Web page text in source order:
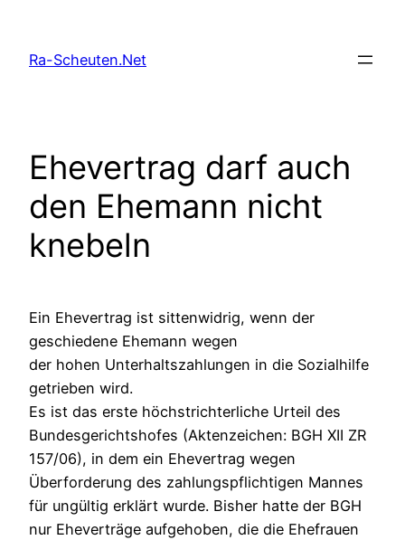
springen
Ra-Scheuten.Net
Ehevertrag darf auch
den Ehemann nicht
knebeln
Ein Ehevertrag ist sittenwidrig, wenn der
geschiedene Ehemann wegen
der hohen Unterhaltszahlungen in die Sozialhilfe
getrieben wird.
Es ist das erste höchstrichterliche Urteil des
Bundesgerichtshofes (Aktenzeichen: BGH XII ZR
157/06), in dem ein Ehevertrag wegen
Überforderung des zahlungspflichtigen Mannes
für ungültig erklärt wurde. Bisher hatte der BGH
nur Eheverträge aufgehoben, die die Ehefrauen